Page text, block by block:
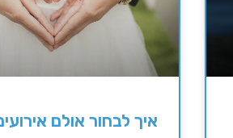
איך לבחור אולם